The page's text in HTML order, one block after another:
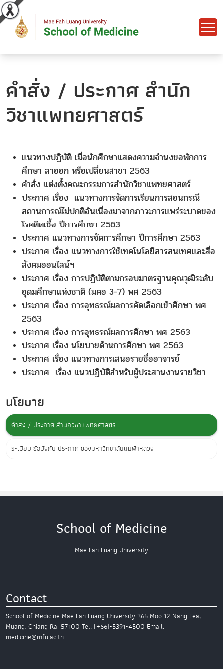
คำสั่ง / ประกาศ สำนัก
วิชาแพทยศาสตร์
แนวทางปฏิบัติ เมื่อนักศึกษาแสดงความจำนงขอพักการ
ศึกษา ลาออก หรือเปลี่ยนสาขา 2563
คำสั่ง แต่งตั้งคณะกรรมการสำนักวิชาแพทยศาสตร์
ประกาศ เรื่อง แนวทางการจัดการเรียนการสอนกรณี
สถานการณ์ไม่ปกติอันเนื่องมาจากภาวะการแพร่ระบาดของ
โรคติดเชื้อ ปีการศึกษา 2563
ประกาศ แนวทางการจัดการศึกษา ปีการศึกษา 2563
ประกาศ เรื่อง แนวทางการใช้เทคโนโลยีสารสนเทศและสื่อ
สังคมออนไลน์ฯ
ประกาศ เรื่อง การปฏิบัติตามกรอบมาตรฐานคุณวุฒิระดับ
อุดมศึกษาแห่งชาติ (มคอ 3-7) พศ 2563
ประกาศ เรื่อง การอุทธรณ์ผลการคัดเลือกเข้าศึกษา พศ
2563
ประกาศ เรื่อง การอุทธรณ์ผลการศึกษา พศ 2563
ประกาศ เรื่อง นโยบายด้านการศึกษา พศ 2563
ประกาศ เรื่อง แนวทางการเสนอรายชื่ออาจารย์
ประกาศ เรื่อง แนวปฏิบัติสำหรับผู้ประสานงานรายวิชา
นโยบาย
คำสั่ง / ประกาศ สำนักวิชาแพทยศาสตร์
ระเบียบ ข้อบังคับ ประกาศ ของมหาวิทยาลัยแม่ฟ้าหลวง
School of Medicine
Mae Fah Luang University
Contact
School of Medicine Mae Fah Luang University 365 Moo 12 Nang Lea,
Muang,Chiang Rai 57100 Tel. (+66)-5391-4500 Email:
medicine@mfu.ac.th